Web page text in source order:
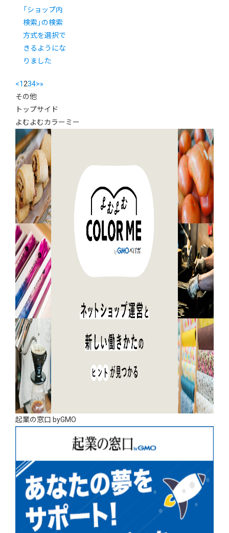
「ショップ内
検索」の検索
方式を選択で
きるようにな
りました
<1 234>»
その他
トップサイド
よむよむカラーミー
起業の窓口 byGMO